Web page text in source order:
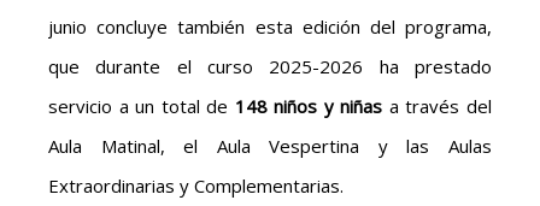
junio concluye también esta edición del programa,
que durante el curso 2025-2026 ha prestado
servicio a un total de 148 niños y niñas a través del
Aula Matinal, el Aula Vespertina y las Aulas
Extraordinarias y Complementarias.